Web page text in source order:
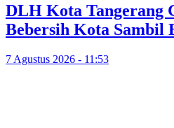
DLH Kota Tangerang
Bebersih Kota Sambil
7 Agustus 2026 - 11:53